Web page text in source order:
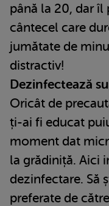
până la 20, dar îl
cântecel care
jumătate de
distractiv!
Dezinfectează
Oricât de
ți-ai fi educat
moment dat
la grădiniță. Aici
dezinfectare. Să
preferate de